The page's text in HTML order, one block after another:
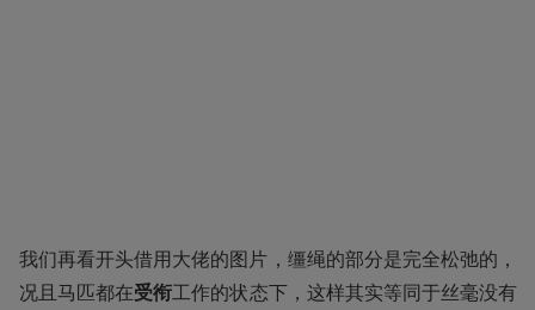
我们再看开头借用大佬的图片，缰绳的部分是完全松弛的，
况且马匹都在受衔工作的状态下，这样其实等同于丝毫没有